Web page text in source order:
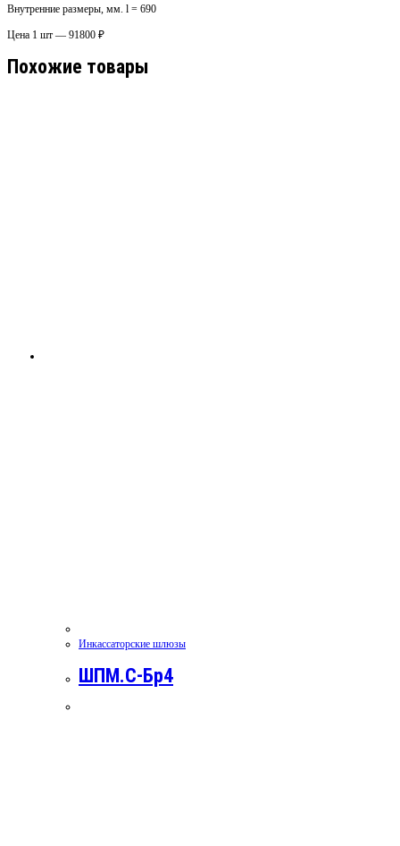
Внутренние размеры, мм. l = 690
Цена 1 шт — 91800 ₽
Похожие товары
Инкассаторские шлюзы
ШПМ.С-Бр4